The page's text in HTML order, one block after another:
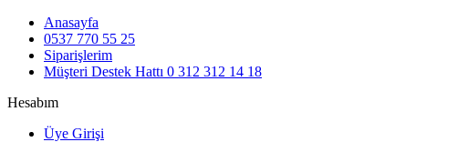
Anasayfa
0537 770 55 25
Siparişlerim
Müşteri Destek Hattı 0 312 312 14 18
Hesabım
Üye Girişi